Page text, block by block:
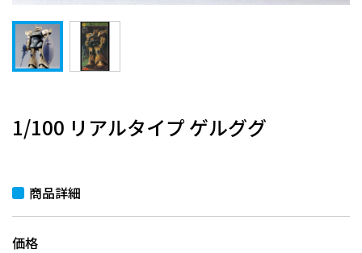
1/100 リアルタイプ ゲルググ
商品詳細
価格